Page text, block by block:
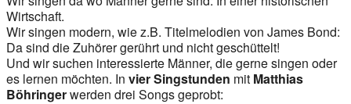
Wirtschaft.
Wir singen modern, wie z.B. Titelmelodien von James Bond:
Da sind die Zuhörer gerührt und nicht geschüttelt!
Und wir suchen interessierte Männer, die gerne singen oder
es lernen möchten. In vier Singstunden mit Matthias
Böhringerwerden drei Songs geprobt: